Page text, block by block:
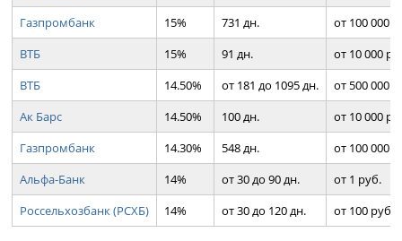
Газпромбанк
15% 731 дн.
от 100 000
ВТБ
15% 91 дн.
от 10 000
ВТБ
14.50% от 181 до 1095 дн.
от 500 000
Ак Барс
14.50% 100 дн.
от 10 000
Газпромбанк
14.30% 548 дн.
от 100 000
Альфа-Банк
14% от 30 до 90 дн.
от 1 руб.
Россельхозбанк (РСХБ)
14% от 30 до 120 дн. от 100 руб.